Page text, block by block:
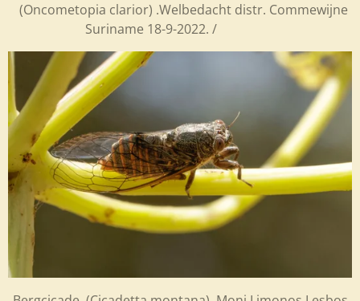
(Oncometopia clarior) .Welbedacht distr. Commewijne
Suriname 18-9-2022. /